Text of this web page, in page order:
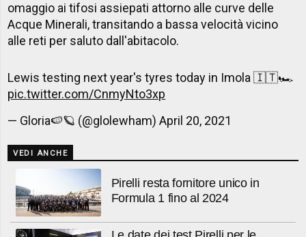
omaggio ai tifosi assiepati attorno alle curve delle
Acque Minerali, transitando a bassa velocità vicino
alle reti per saluto dall'abitacolo.
Lewis testing next year's tyres today in Imola 🇮🇹🏎️
pic.twitter.com/CnmyNto3xp
— Gloria🍉🪐 (@glolewham)April 20, 2021
VEDI ANCHE
Pirelli resta fornitore unico in
Formula 1 fino al 2024